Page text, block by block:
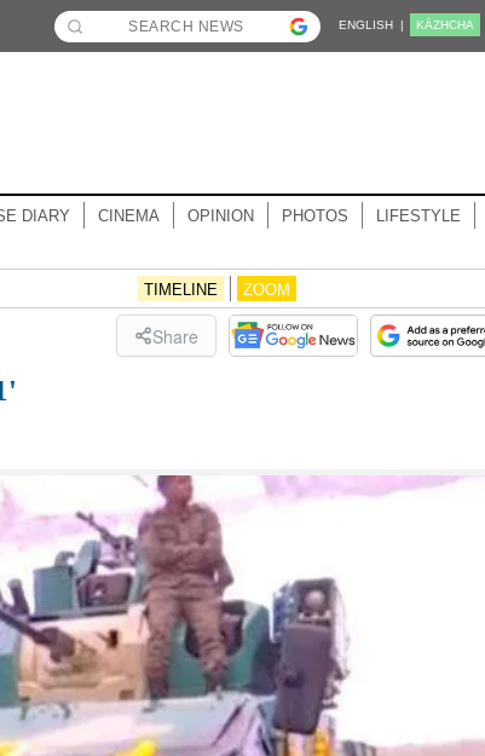
ENGLISH | KĀZHCHA
DIARY CINEMA OPINION PHOTOS LIFESTYLE
TIMELINE ZOOM
Share